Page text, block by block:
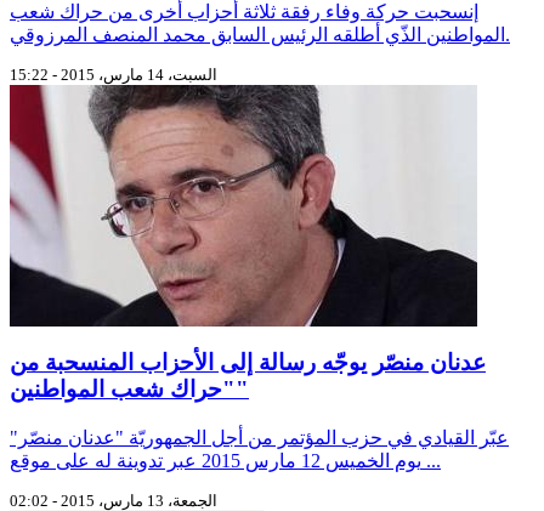
إنسحبت حركة وفاء رفقة ثلاثة أحزاب أخرى من حراك شعب
المواطنين الذّي أطلقه الرئيس السابق محمد المنصف المرزوقي.
السبت، 14 مارس، 2015 - 15:22
عدنان منصّر يوجّه رسالة إلى الأحزاب المنسحبة من
"حراك شعب المواطنين"
عبّر القيادي في حزب المؤتمر من أجل الجمهوريّة "عدنان منصّر"
يوم الخميس 12 مارس 2015 عبر تدوينة له على موقع ...
الجمعة، 13 مارس، 2015 - 02:02